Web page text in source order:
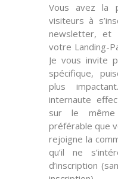
Vous avez la
visiteurs à
newsletter, et
votre Landing-
Je vous invite
spécifique,
plus
internaute
sur le
préférable que
rejoigne la
qu’il ne
d’inscription